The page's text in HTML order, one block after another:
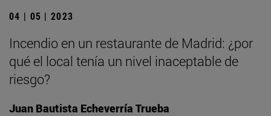
04 | 05 | 2023
Incendio en un restaurante de Madrid: ¿por
qué el local tenía un nivel inaceptable de
riesgo?
Juan Bautista Echeverría Trueba